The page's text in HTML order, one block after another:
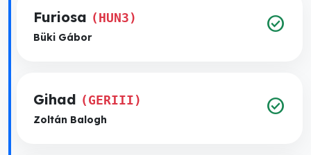
Furiosa (HUN3)
Büki Gábor
check_circle
Gihad (GERIII)
Zoltán Balogh
check_circle